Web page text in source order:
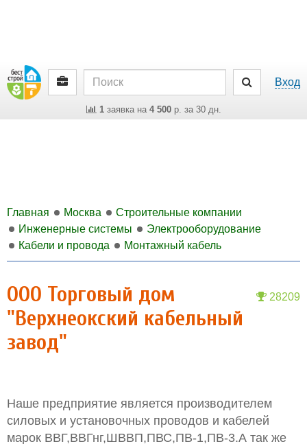
Вход
1заявка на 4 500р. за 30 дн.
Главная Москва
Строительные компании
Инженерные системы
Электрооборудование
Кабели и провода
Монтажный кабель
28209
ООО Торговый дом
"Верхнеокский кабельный
завод"
Наше предприятие является производителем
силовых и установочных проводов и кабелей
марок ВВГ,ВВГнг,ШВВП,ПВС,ПВ-1,ПВ-3.А так же